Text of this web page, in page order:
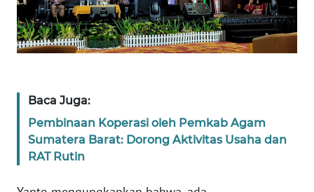
Baca Juga:
Pembinaan Koperasi oleh Pemkab Agam
Sumatera Barat: Dorong Aktivitas Usaha dan
RAT Rutin
PAPUA
BARAT
SERAMBI
WN